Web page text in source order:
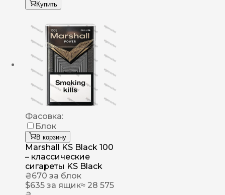
Купить
Фасовка:
Блок
В корзину
Marshall KS Black 100
– классические
сигареты KS Black
₴670 за блок
$635 за ящик≈ 28 575